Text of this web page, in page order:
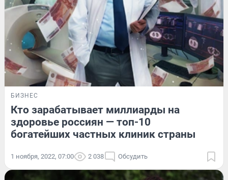
БИЗНЕС
Кто зарабатывает миллиарды на
здоровье россиян — топ-10
богатейших частных клиник страны
1 ноября, 2022, 07:00 2 038 Обсудить